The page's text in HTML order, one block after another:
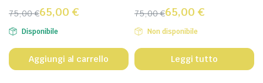
75,00€65,00 €
Disponibile
Aggiungi al carrello
75,00€65,00 €
Non disponibile
Leggi tutto